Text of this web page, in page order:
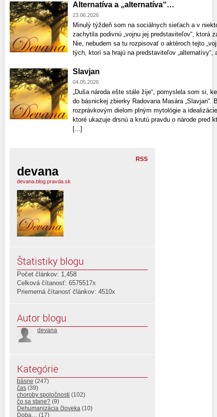
Alternatíva a „alternatíva“…
23.06.2026
Minulý týždeň som na sociálnych sieťach a v
zachytila podivnú „vojnu jej predstaviteľov“, ktorá
Nie, nebudem sa tu rozpisovať o aktéroch tejto
tých, ktorí sa hrajú na predstaviteľov „alternatívy“,
Slavjan
04.05.2026
„Duša národa ešte stále žije“, pomyslela som si,
do básnickej zbierky Radovana Masára „Slavjan“.
rozprávkovým dielom plným mytológie a
ktoré ukazuje drsnú a krutú pravdu o národe pred
[...]
RSS
devana
devana.blog.pravda.sk
Štatistiky blogu
Počet článkov: 1,458
Celková čítanosť: 6575517x
Priemerná čítanosť článkov: 4510x
Autor blogu
devana
Kategórie
básne (247)
čas (39)
choroby spoločnosti (102)
čo sa stane? (9)
Dehumanizácia človeka (10)
Doba… (17)